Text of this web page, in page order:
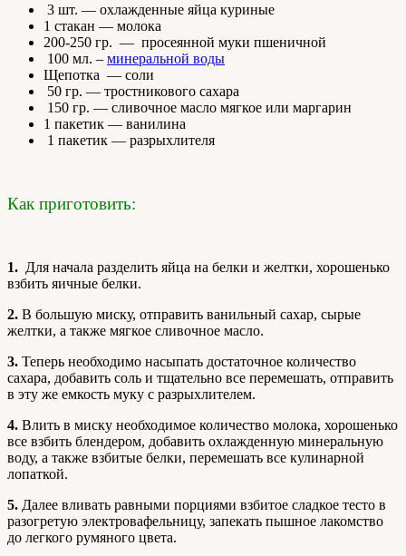
3 шт. — охлажденные яйца куриные
1 стакан — молока
200-250 гр. — просеянной муки пшеничной
100 мл. – минеральной воды
Щепотка — соли
50 гр. — тростникового сахара
150 гр. — сливочное масло мягкое или маргарин
1 пакетик — ванилина
1 пакетик — разрыхлителя
Как приготовить:
1. Для начала разделить яйца на белки и желтки, хорошенько
взбить яичные белки.
2. В большую миску, отправить ванильный сахар, сырые
желтки, а также мягкое сливочное масло.
3. Теперь необходимо насыпать достаточное количество
сахара, добавить соль и тщательно все перемешать, отправить
в эту же емкость муку с разрыхлителем.
4. Влить в миску необходимое количество молока, хорошенько
все взбить блендером, добавить охлажденную минеральную
воду, а также взбитые белки, перемешать все кулинарной
лопаткой.
5. Далее вливать равными порциями взбитое сладкое тесто в
разогретую электровафельницу, запекать пышное лакомство
до легкого румяного цвета.